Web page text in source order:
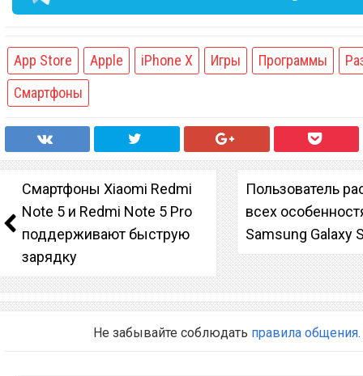
App Store Apple iPhone X Игры Программы
Смартфоны
Смартфоны Xiaomi Redmi
Note 5 и Redmi Note 5 Pro
поддерживают быструю
зарядку
Пользователь
всех
Samsung Galaxy
Не забывайте соблюдать правила общения.